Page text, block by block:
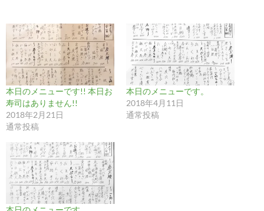
本日のメニューです!! 本日お
寿司はありません!!
2018年2月21日
通常投稿
本日のメニューです。
2018年4月11日
通常投稿